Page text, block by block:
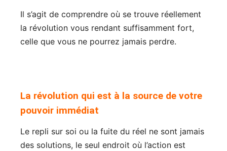
Il s’agit de comprendre où se trouve réellement
la révolution vous rendant suffisamment fort,
celle que vous ne pourrez jamais perdre.
La révolution qui est à la source de votre
pouvoir immédiat
Le repli sur soi ou la fuite du réel ne sont jamais
des solutions, le seul endroit où l’action est